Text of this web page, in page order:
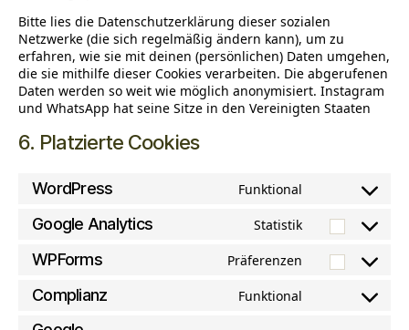
Bitte lies die Datenschutzerklärung dieser sozialen
Netzwerke (die sich regelmäßig ändern kann), um zu
erfahren, wie sie mit deinen (persönlichen) Daten umgehen,
die sie mithilfe dieser Cookies verarbeiten. Die abgerufenen
Daten werden so weit wie möglich anonymisiert. Instagram
und WhatsApp hat seine Sitze in den Vereinigten Staaten
6. Platzierte Cookies
WordPress Funktional
Consent
service
wordpress
Google Analytics Statistik
Consent
service
google-
WPForms Präferenzen
Consent
Complianz Funktional
Consent